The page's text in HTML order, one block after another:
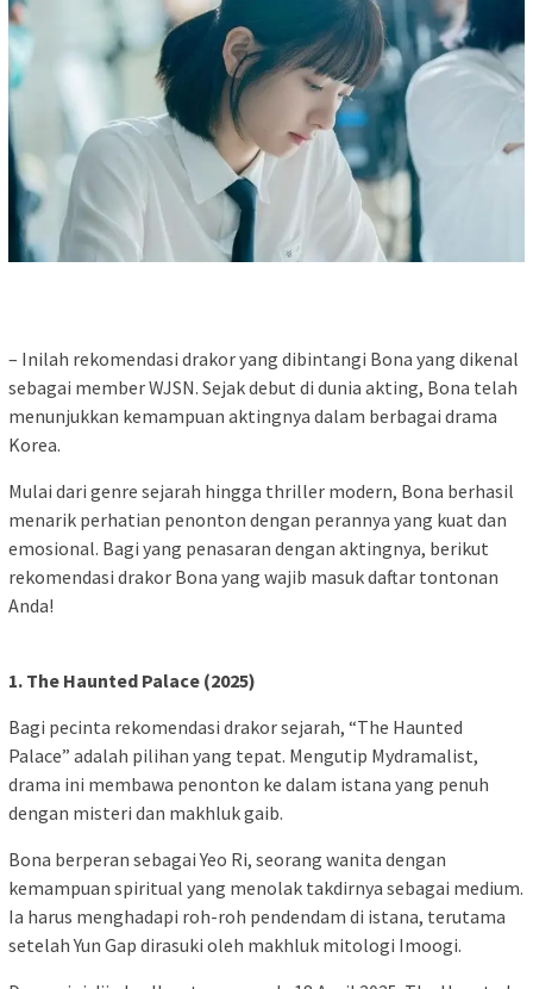
– Inilah rekomendasi drakor yang dibintangi Bona yang dikenal
sebagai member WJSN. Sejak debut di dunia akting, Bona telah
menunjukkan kemampuan aktingnya dalam berbagai drama
Korea.
Mulai dari genre sejarah hingga thriller modern, Bona berhasil
menarik perhatian penonton dengan perannya yang kuat dan
emosional. Bagi yang penasaran dengan aktingnya, berikut
rekomendasi drakor Bona yang wajib masuk daftar tontonan
Anda!
1. The Haunted Palace (2025)
Bagi pecinta rekomendasi drakor sejarah, “The Haunted
Palace” adalah pilihan yang tepat. Mengutip Mydramalist,
drama ini membawa penonton ke dalam istana yang penuh
dengan misteri dan makhluk gaib.
Bona berperan sebagai Yeo Ri, seorang wanita dengan
kemampuan spiritual yang menolak takdirnya sebagai medium.
Ia harus menghadapi roh-roh pendendam di istana, terutama
setelah Yun Gap dirasuki oleh makhluk mitologi Imoogi.